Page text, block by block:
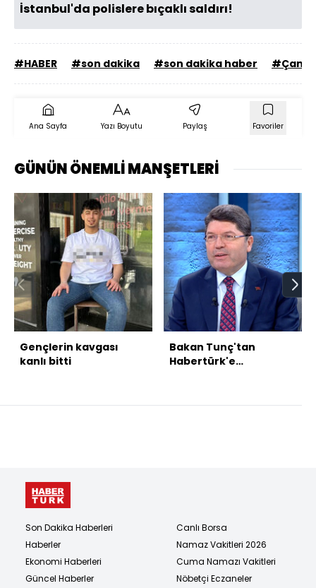
İstanbul'da polislere bıçaklı saldırı!
#HABER #son dakika #son dakika haber
Ana Sayfa Yazı Boyutu Paylaş Favoriler
GÜNÜN ÖNEMLİ MANŞETLERİ
Gençlerin kavgası
kanlı bitti
Bakan Tunç'tan
Habertürk'e
Son Dakika Haberleri
Haberler
Ekonomi Haberleri
Güncel Haberler
Canlı Borsa
Namaz Vakitleri 2026
Cuma Namazı Vakitleri
Nöbetçi Eczaneler